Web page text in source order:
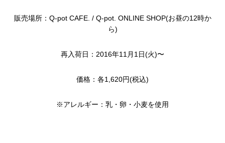
販売場所：Q-pot CAFE. / Q-pot. ONLINE SHOP(お昼の12時か
ら)
再入荷日：2016年11月1日(火)〜
価格：各1,620円(税込)
※アレルギー：乳・卵・小麦を使用